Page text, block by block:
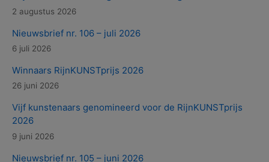
2 augustus 2026
Nieuwsbrief nr. 106 – juli 2026
6 juli 2026
Winnaars RijnKUNSTprijs 2026
26 juni 2026
Vijf kunstenaars genomineerd voor de RijnKUNSTprijs
2026
9 juni 2026
Nieuwsbrief nr. 105 – juni 2026